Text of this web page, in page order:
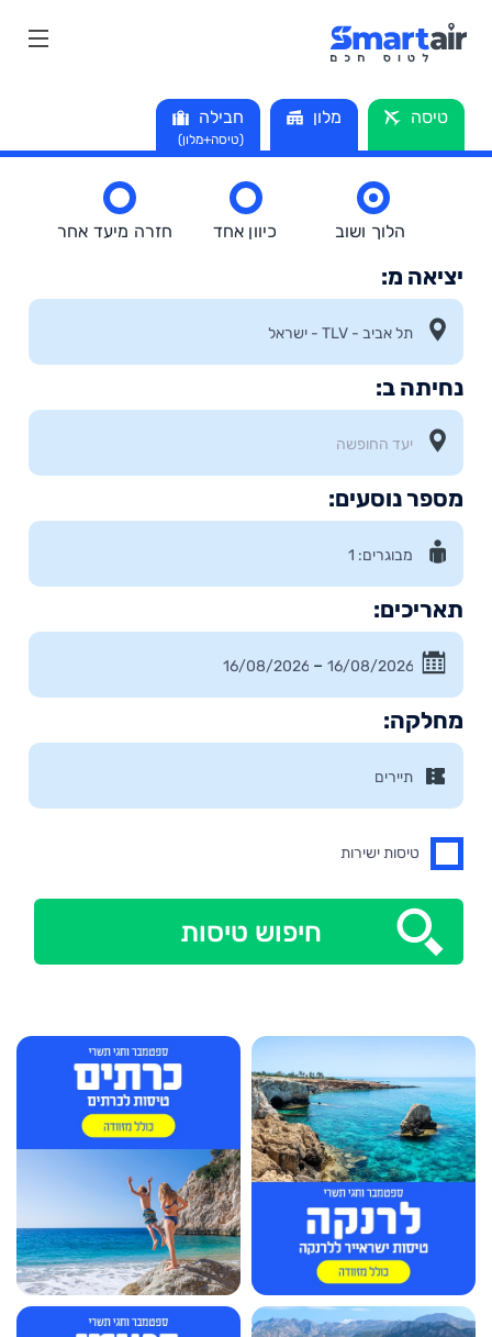
טיסה מלון חבילה
(טיסה+מלון)
הלוך ושוב כיוון אחד חזרה מיעד אחר
יציאה מ:
נחיתה ב:
מספר נוסעים:
תאריכים:
–
מחלקה:
טיסות ישירות
חיפוש טיסות